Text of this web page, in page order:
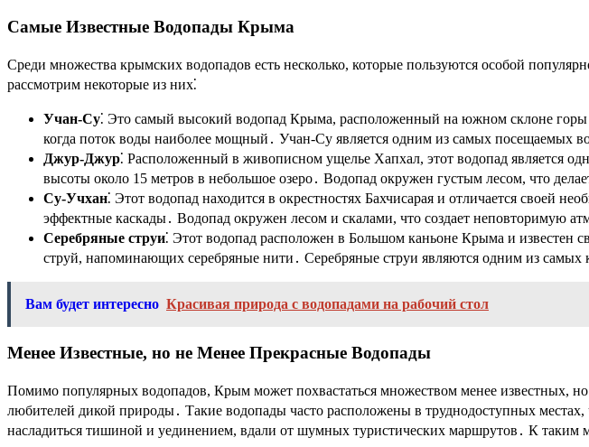
Самые Известные Водопады Крыма
Среди множества крымских водопадов есть несколько, которые пользуются особой
рассмотрим некоторые из них⁚
Учан-Су⁚ Это самый высокий водопад Крыма, расположенный на южном склоне
когда поток воды наиболее мощный․ Учан-Су является одним из самых посещаемых
Джур-Джур⁚ Расположенный в живописном ущелье Хапхал, этот водопад является
высоты около 15 метров в небольшое озеро․ Водопад окружен густым лесом, что
Су-Учхан⁚ Этот водопад находится в окрестностях Бахчисарая и отличается своей
эффектные каскады․ Водопад окружен лесом и скалами, что создает неповторимую
Серебряные струи⁚ Этот водопад расположен в Большом каньоне Крыма и известен
струй, напоминающих серебряные нити․ Серебряные струи являются одним из
Вам будет интересно Красивая природа с водопадами на рабочий стол
Менее Известные, но не Менее Прекрасные Водопады
Помимо популярных водопадов, Крым может похвастаться множеством менее известных,
любителей дикой природы․ Такие водопады часто расположены в труднодоступных
насладиться тишиной и уединением, вдали от шумных туристических маршрутов․ К